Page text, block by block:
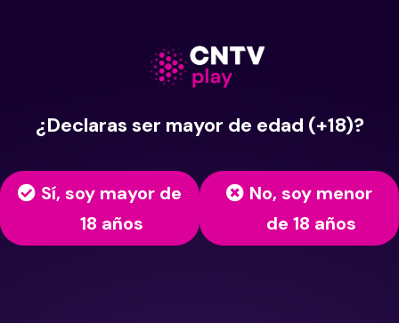
¿Declaras ser mayor de edad (+18)?
Sí, soy mayor de
18 años
No, soy menor
de 18 años